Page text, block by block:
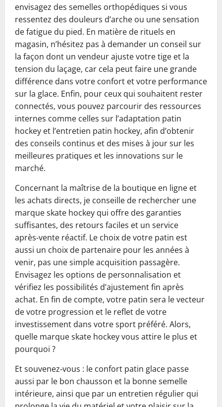
envisagez des semelles orthopédiques si vous
ressentez des douleurs d’arche ou une sensation
de fatigue du pied. En matière de rituels en
magasin, n’hésitez pas à demander un conseil sur
la façon dont un vendeur ajuste votre tige et la
tension du laçage, car cela peut faire une grande
différence dans votre confort et votre performance
sur la glace. Enfin, pour ceux qui souhaitent rester
connectés, vous pouvez parcourir des ressources
internes comme celles sur l’adaptation patin
hockey et l’entretien patin hockey, afin d’obtenir
des conseils continus et des mises à jour sur les
meilleures pratiques et les innovations sur le
marché.
Concernant la maîtrise de la boutique en ligne et
les achats directs, je conseille de rechercher une
marque skate hockey qui offre des garanties
suffisantes, des retours faciles et un service
après‑vente réactif. Le choix de votre patin est
aussi un choix de partenaire pour les années à
venir, pas une simple acquisition passagère.
Envisagez les options de personnalisation et
vérifiez les possibilités d’ajustement fin après
achat. En fin de compte, votre patin sera le vecteur
de votre progression et le reflet de votre
investissement dans votre sport préféré. Alors,
quelle marque skate hockey vous attire le plus et
pourquoi ?
Et souvenez‑vous : le confort patin glace passe
aussi par le bon chausson et la bonne semelle
intérieure, ainsi que par un entretien régulier qui